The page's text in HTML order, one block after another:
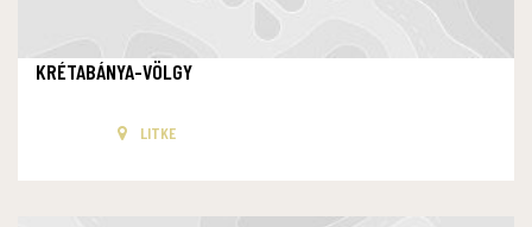
KRÉTABÁNYA-VÖLGY
LITKE